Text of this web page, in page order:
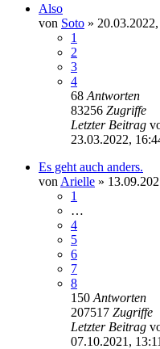
Also
von Soto »
1
2
3
4
68 Antworten
83256 Zugriffe
Letzter Beitrag
23.03.2022,
Es geht auch anders.
von Arielle »
1
…
4
5
6
7
8
150 Antworten
207517 Zugriffe
Letzter Beitrag
07.10.2021, 13:11